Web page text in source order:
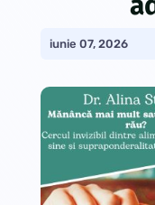
iunie 07, 2026